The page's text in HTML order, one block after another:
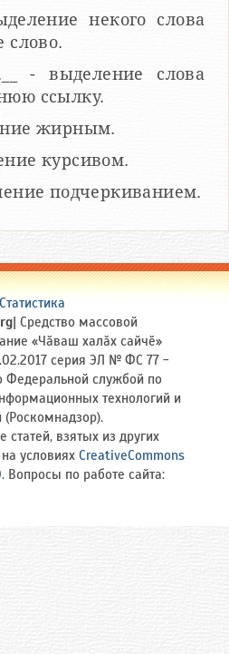
некого слова
слово.
- выделение слова
ссылку.
жирным.
курсивом.
подчеркиванием.
Статистика
| Средство массовой
«Чӑваш халӑх сайчӗ»
серия ЭЛ № ФС 77 -
Федеральной службой по
технологий и
взятых из других
условиях CreativeCommons
. Вопросы по работе сайта: